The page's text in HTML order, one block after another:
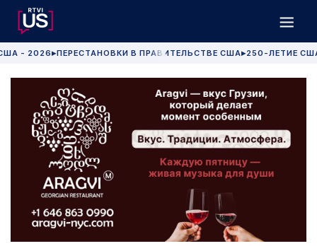
- 2026 ▶ПЕРЕСТАНОВКИ В ПРАВИТЕЛЬСТВЕ США▶250-ЛЕТИЕ